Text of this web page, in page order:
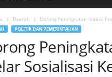
Daerah Dorong Peningkatan Indeks
POLITIK DAN PEMERINTAHAN
Sosialisasi